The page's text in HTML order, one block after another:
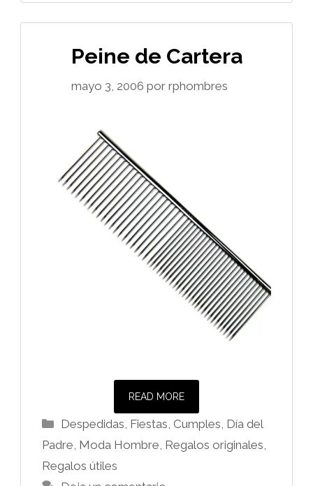
Peine de Cartera
mayo 3, 2006 por rphombres
READ MORE
Categorías
Despedidas, Fiestas, Cumples Día del
Padre Moda Hombre Regalos originales
Regalos útiles